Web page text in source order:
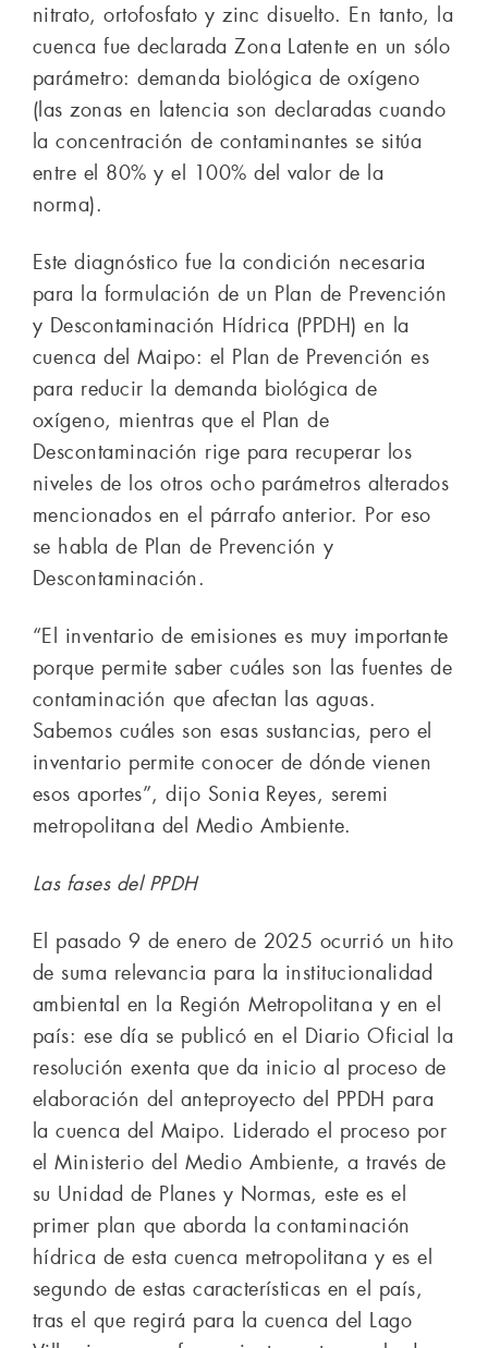
nitrato, ortofosfato y zinc disuelto. En tanto, la
cuenca fue declarada Zona Latente en un sólo
parámetro: demanda biológica de oxígeno
(las zonas en latencia son declaradas cuando
la concentración de contaminantes se sitúa
entre el 80% y el 100% del valor de la
norma).
Este diagnóstico fue la condición necesaria
para la formulación de un Plan de Prevención
y Descontaminación Hídrica (PPDH) en la
cuenca del Maipo: el Plan de Prevención es
para reducir la demanda biológica de
oxígeno, mientras que el Plan de
Descontaminación rige para recuperar los
niveles de los otros ocho parámetros alterados
mencionados en el párrafo anterior. Por eso
se habla de Plan de Prevención y
Descontaminación.
“El inventario de emisiones es muy importante
porque permite saber cuáles son las fuentes de
contaminación que afectan las aguas.
Sabemos cuáles son esas sustancias, pero el
inventario permite conocer de dónde vienen
esos aportes”, dijo Sonia Reyes, seremi
metropolitana del Medio Ambiente.
Las fases del PPDH
El pasado 9 de enero de 2025 ocurrió un hito
de suma relevancia para la institucionalidad
ambiental en la Región Metropolitana y en el
país: ese día se publicó en el Diario Oficial la
resolución exenta que da inicio al proceso de
elaboración del anteproyecto del PPDH para
la cuenca del Maipo. Liderado el proceso por
el Ministerio del Medio Ambiente, a través de
su Unidad de Planes y Normas, este es el
primer plan que aborda la contaminación
hídrica de esta cuenca metropolitana y es el
segundo de estas características en el país,
tras el que regirá para la cuenca del Lago